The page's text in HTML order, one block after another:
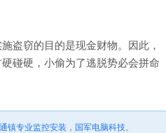
窃的目的是现金财物。因此，
碰硬，小偷为了逃脱势必会拼命
镇专业监控安装，国军电脑科技。